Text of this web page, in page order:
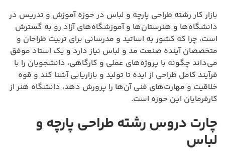
بازار کار رشته طراحی پارچه و لباس در حوزه آموزش و تدریس در
دانشگاه‌ها و هنرستان‌ها و آموزشگاه‌های آزاد رو به گسترش
است، چرا که کشور به اساتید و مدرسانی برای تربیت طراحان و
متخصصان آینده صنعت مد و لباس نیاز دارد و یک استاد موفق
می‌داند چگونه با پروژه‌های عملی و کارگاهی، دانشجویان را با
فرآیند کامل طراحی از ایده تا تولید و بازاریابی آشنا کند و قوه
خلاقیت و مهارت‌های فنی آن‌ها را پرورش دهد، دانشگاه هنر از
کارفرمایان این حوزه است.
چارت دروس رشته طراحی پارچه و
لباس